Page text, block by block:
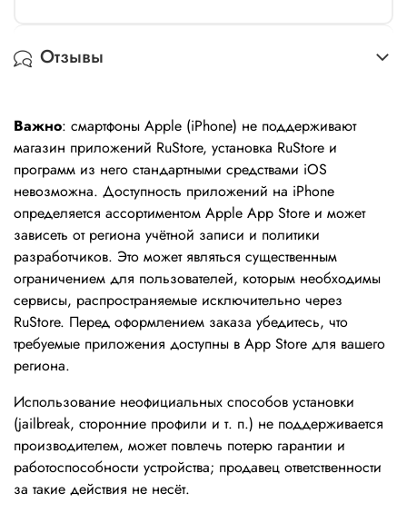
Отзывы
Важно: смартфоны Apple (iPhone) не поддерживают
магазин приложений RuStore, установка RuStore и
программ из него стандартными средствами iOS
невозможна. Доступность приложений на iPhone
определяется ассортиментом Apple App Store и может
зависеть от региона учётной записи и политики
разработчиков. Это может являться существенным
ограничением для пользователей, которым необходимы
сервисы, распространяемые исключительно через
RuStore. Перед оформлением заказа убедитесь, что
требуемые приложения доступны в App Store для вашего
региона.
Использование неофициальных способов установки
(jailbreak, сторонние профили и т. п.) не поддерживается
производителем, может повлечь потерю гарантии и
работоспособности устройства; продавец ответственности
за такие действия не несёт.